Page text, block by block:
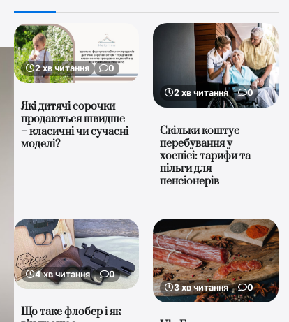
2 хв читання 0
Які дитячі сорочки
продаються швидше
– класичні чи сучасні
моделі?
2 хв читання 0
Скільки коштує
перебування у
хоспісі: тарифи та
пільги для
пенсіонерів
4 хв читання 0
Що таке флобер і як
3 хв читання 0